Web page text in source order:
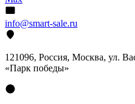
info@smart-sale.ru
121096, Россия, Москва, ул.
«Парк победы»